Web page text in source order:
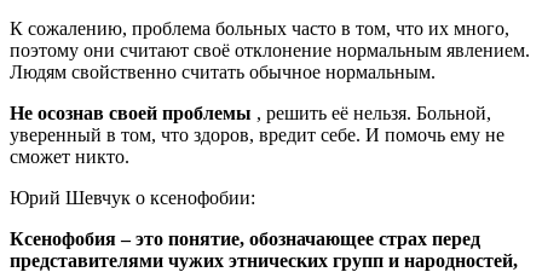
К сожалению, проблема больных часто в том, что их много,
поэтому они считают своё отклонение нормальным явлением.
Людям свойственно считать обычное нормальным.
Не осознав своей проблемы , решить её нельзя. Больной,
уверенный в том, что здоров, вредит себе. И помочь ему не
сможет никто.
Юрий Шевчук о ксенофобии:
Ксенофобия – это понятие, обозначающее страх перед
представителями чужих этнических групп и народностей,